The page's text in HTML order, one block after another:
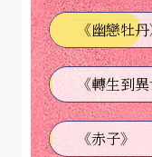
重頭戲在九月三
的藝術家工作坊
港演藝學院的實
定報到，他們的
作家等，亦有前
《幽戀牡丹
《赤子》